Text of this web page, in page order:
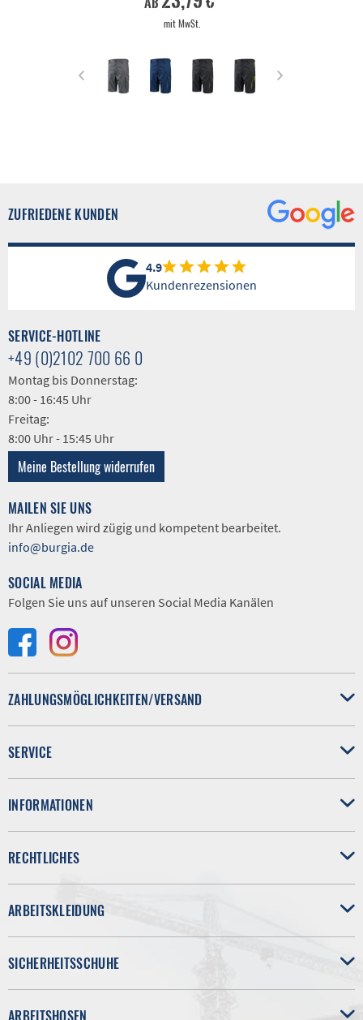
mit MwSt.
ZUFRIEDENE KUNDEN
4.9
Kundenrezensionen
SERVICE-HOTLINE
+49 (0)2102 700 66 0
Montag bis Donnerstag:
8:00 - 16:45 Uhr
Freitag:
8:00 Uhr - 15:45 Uhr
Meine Bestellung widerrufen
MAILEN SIE UNS
Ihr Anliegen wird zügig und kompetent bearbeitet.
info@burgia.de
SOCIAL MEDIA
Folgen Sie uns auf unseren Social Media Kanälen
ZAHLUNGSMÖGLICHKEITEN/VERSAND
SERVICE
INFORMATIONEN
RECHTLICHES
ARBEITSKLEIDUNG
SICHERHEITSSCHUHE